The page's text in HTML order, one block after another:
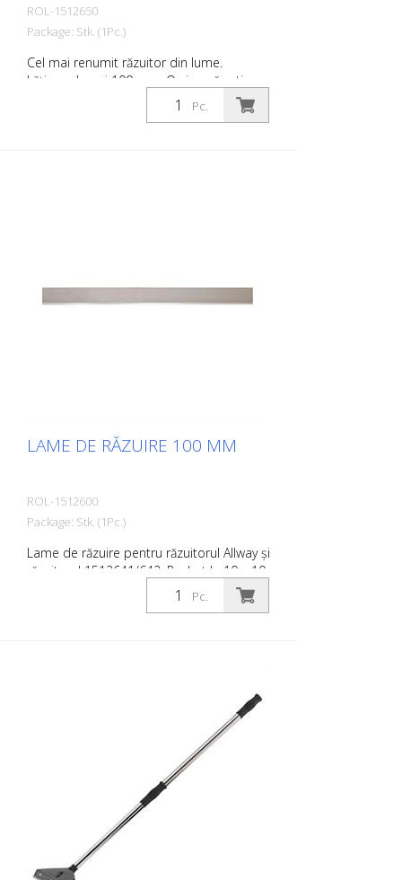
ROL-1512650
Package: Stk. (1Pc.)
Cel mai renumit răzuitor din lume.
Lățimea lamei 100 mm. O singură rotire a
capului racletei este suficientă pentru a
bloca sau elibera în siguranță lama.
Pc.
LAME DE RĂZUIRE 100 MM
ROL-1512600
Package: Stk. (1Pc.)
Lame de răzuire pentru răzuitorul Allway și
răzuitorul 1512641/642. Pachet la 10 x 10
Pc.